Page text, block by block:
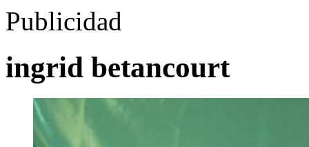
Publicidad
ingrid betancourt